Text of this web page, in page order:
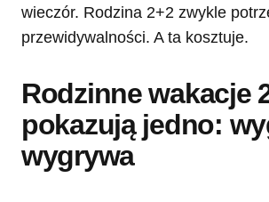
wieczór. Rodzina 2+2 zwykle
przewidywalności. A ta kosztuje.
Rodzinne wakacje
pokazują jedno:
wygrywa